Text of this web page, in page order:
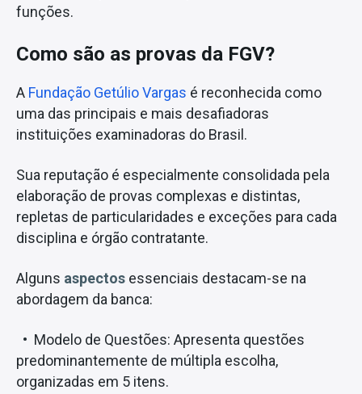
funções.
Como são as provas da FGV?
A Fundação Getúlio Vargas é reconhecida como
uma das principais e mais desafiadoras
instituições examinadoras do Brasil.
Sua reputação é especialmente consolidada pela
elaboração de provas complexas e distintas,
repletas de particularidades e exceções para cada
disciplina e órgão contratante.
Alguns aspectos essenciais destacam-se na
abordagem da banca:
Modelo de Questões: Apresenta questões
predominantemente de múltipla escolha,
organizadas em 5 itens.